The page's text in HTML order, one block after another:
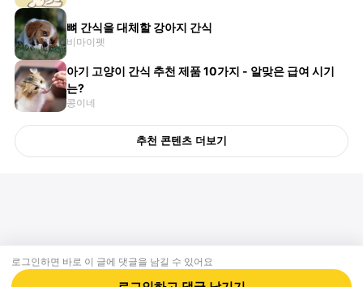
뼈 간식을 대체할 강아지 간식
비마이펫
아기 고양이 간식 추천 제품 10가지 - 알맞은 급여 시기
는?
콩이네
추천 콘텐츠 더보기
로그인하면 바로 이 글에 댓글을 남길 수 있어요